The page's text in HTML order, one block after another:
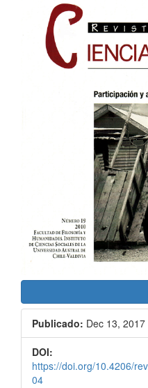
lateral
del
artículo
Publicado: Dec 13, 2017
DOI:
https://doi.org/10.4206/
04